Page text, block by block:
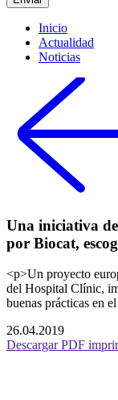
Inicio
Actualidad
Noticias
Una iniciativa
por Biocat,
<p>Un proyecto
del Hospital Clínic,
buenas prácticas en
26.04.2019
Descargar PDF